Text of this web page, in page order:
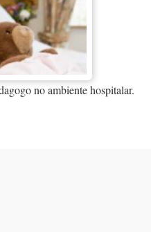
no ambiente hospitalar.